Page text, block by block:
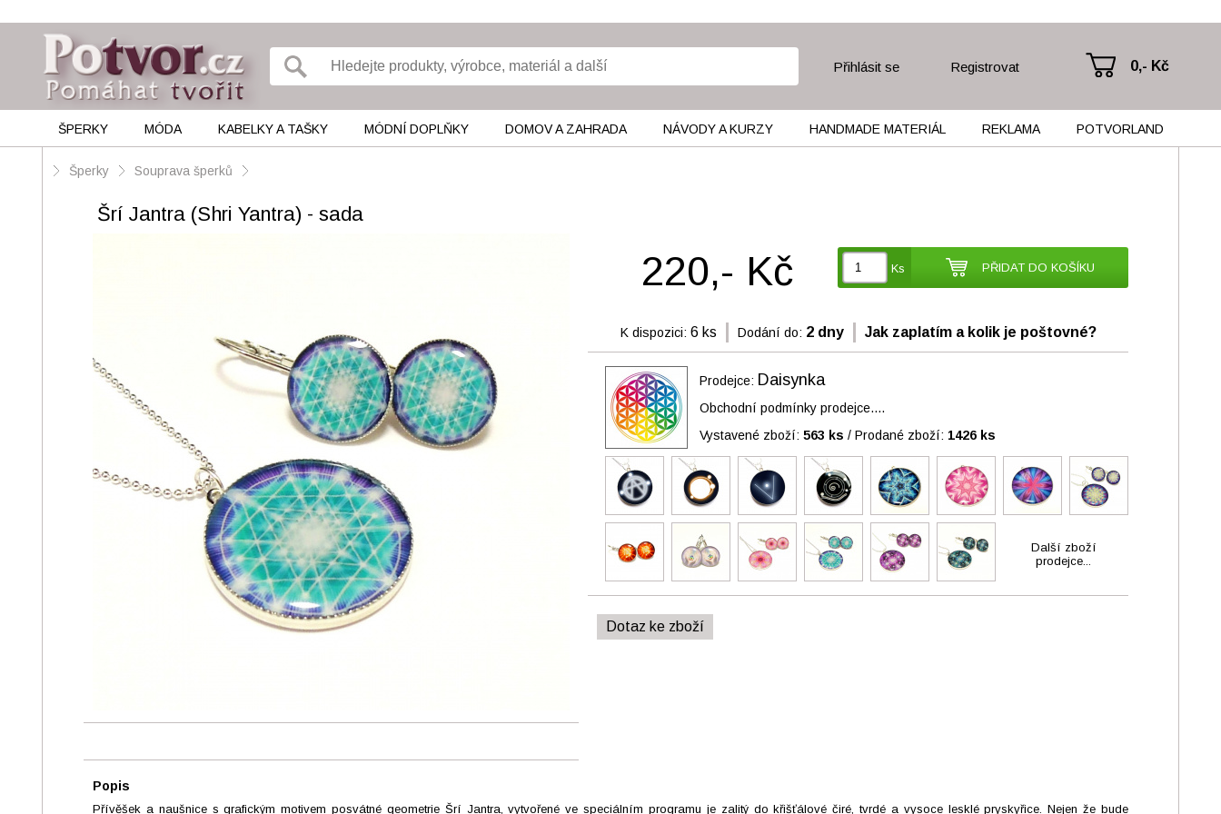
Přihlásit se Registrovat 0,- Kč
ŠPERKY MÓDA KABELKY A TAŠKY MÓDNÍ DOPLŇKY DOMOV A ZAHRADA NÁVODY A KURZY HANDMADE MATERIÁL REKLAMA POTVORLAND
Šperky Souprava šperků
Šrí Jantra (Shri Yantra) - sada
220,- Kč Ks PŘIDAT DO KOŠÍKU
K dispozici: 6 ks Dodání do: 2 dny Jak zaplatím a kolik je poštovné?
Prodejce: Daisynka
Obchodní podmínky prodejce....
Vystavené zboží: 563 ks / Prodané zboží: 1426 ks
Další zboží
prodejce...
Dotaz ke zboží
Popis
Přívěšek a naušnice s grafickým motivem posvátné geometrie Šrí Jantra, vytvořené ve speciálním programu je zalitý do křišťálové čiré, tvrdé a vysoce lesklé pryskyřice. Nejen že bude